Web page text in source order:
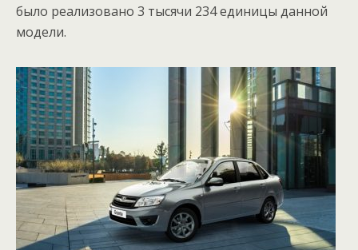
было реализовано 3 тысячи 234 единицы данной
модели.